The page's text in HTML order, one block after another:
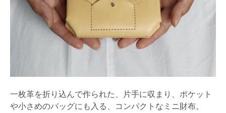
一枚革を折り込んで作られた、片手に収まり、ポケット
や小さめのバッグにも入る、コンパクトなミニ財布。